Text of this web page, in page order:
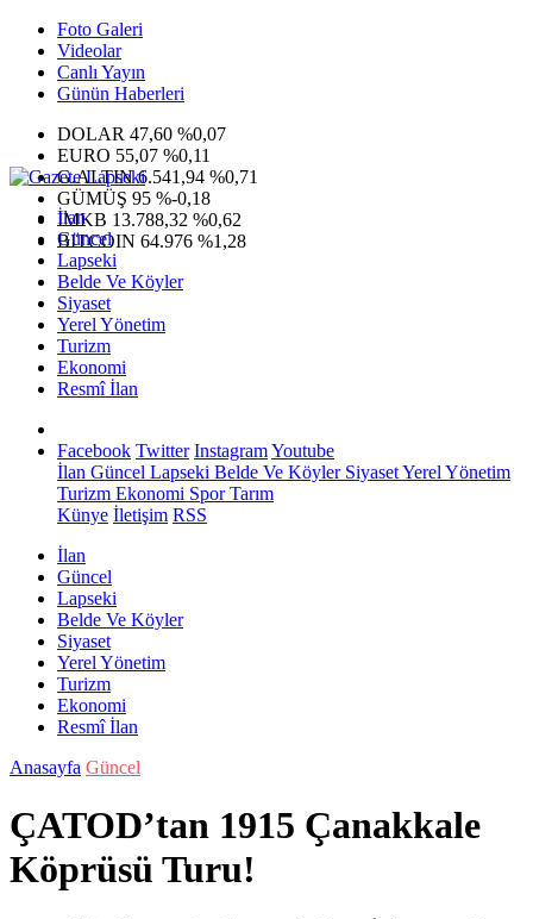
Foto Galeri
Videolar
Canlı Yayın
Günün Haberleri
DOLAR 47,60 %0,07
EURO 55,07 %0,11
G.ALTIN6.541,94 %0,71
GÜMÜŞ 95 %-0,18
IMKB 13.788,32 %0,62
BITCOIN 64.976 %1,28
İlan
Güncel
Lapseki
Belde Ve Köyler
Siyaset
Yerel Yönetim
Turizm
Ekonomi
Resmî İlan
Facebook Twitter InstagramYoutube
İlan Güncel Lapseki Belde Ve KöylerSiyasetYerel Yönetim
Turizm Ekonomi SporTarım
Künye İletişim RSS
İlan
Güncel
Lapseki
Belde Ve Köyler
Siyaset
Yerel Yönetim
Turizm
Ekonomi
Resmî İlan
Anasayfa Güncel
ÇATOD’tan 1915 Çanakkale
Köprüsü Turu!